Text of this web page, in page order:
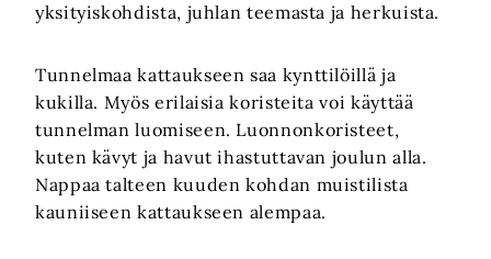
yksityiskohdista, juhlan teemasta ja herkuista.
Tunnelmaa kattaukseen saa kynttilöillä ja
kukilla. Myös erilaisia koristeita voi käyttää
tunnelman luomiseen. Luonnonkoristeet,
kuten kävyt ja havut ihastuttavan joulun alla.
Nappaa talteen kuuden kohdan muistilista
kauniiseen kattaukseen alempaa.